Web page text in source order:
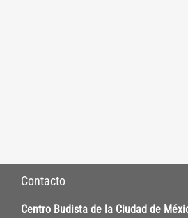
Contacto
Centro Budista de la Ciudad de